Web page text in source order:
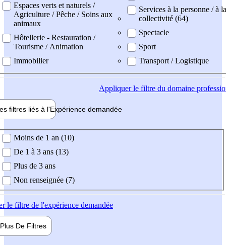
Espaces verts et naturels /
Agriculture / Pêche / Soins aux
animaux
Hôtellerie - Restauration /
Tourisme / Animation
Immobilier
Services à la personne / à la
collectivité (64)
Spectacle
Sport
Transport / Logistique
Appliquerle filtre du domaine
filtres liés à l'Expérience demandée
demandée
Moins de 1 an (10)
De 1 à 3 ans (13)
Plus de 3 ans
Non renseignée (7)
le filtre de l'expérience demandée
Plus De Filtres